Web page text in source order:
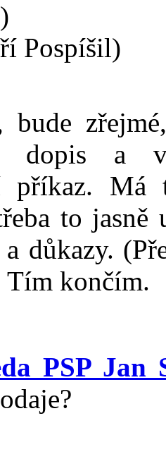
Pospíšil)
bude
dopis a
příkaz.
to
důkazy.
Tím končím.
PSP Jan